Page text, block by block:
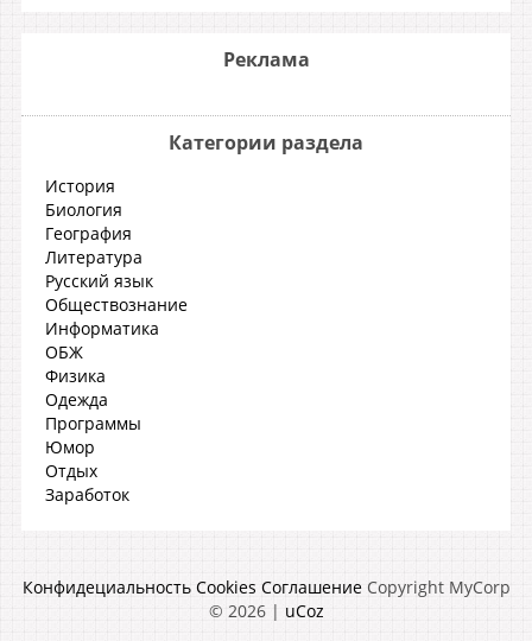
Реклама
Категории раздела
История
Биология
География
Литература
Русский язык
Обществознание
Информатика
ОБЖ
Физика
Одежда
Программы
Юмор
Отдых
Заработок
Конфидециальность Cookies Соглашение Copyright MyCorp
© 2026| uCoz